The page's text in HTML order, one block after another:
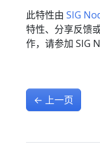
此特性由 SIG
特性、分享反馈
作，请参加 SIG
← 上一页